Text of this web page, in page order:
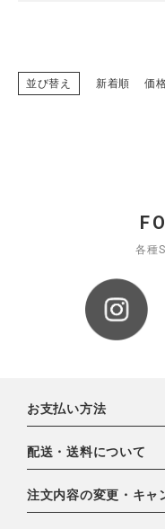
並び替え 新着順 価
各種
お支払い方法
下記お支払い方法よりお
・クレジットカード（
EXPRESS,Diners Club）
・amazonペイメント
配送・送料について
配達業者：日本郵便
注文内容の変更・キャ